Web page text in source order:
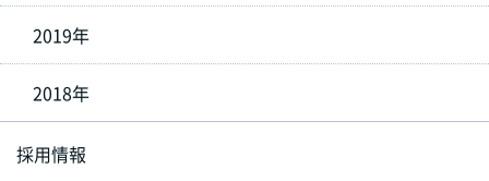
2019年
2018年
採用情報